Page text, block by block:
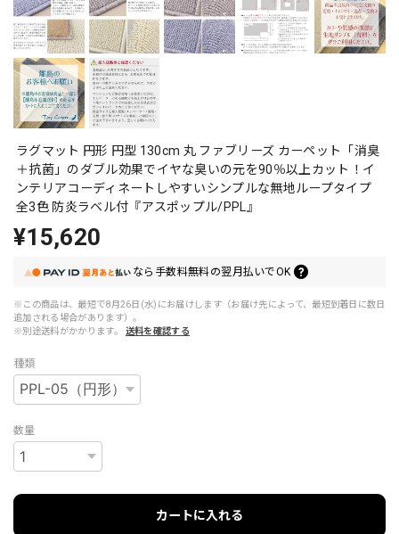
ラグマット 円形 円型 130cm 丸 ファブリーズ カーペット「消臭
＋抗菌」のダブル効果でイヤな臭いの元を90％以上カット！イ
ンテリアコーディネートしやすいシンプルな無地ループタイプ
全3色 防炎ラベル付『アスポップル/PPL』
¥15,620
なら 手数料無料の翌月払いでOK
※この商品は、最短で8月26日(水)にお届けします（お届け先によって、最短到着日に数日
追加される場合があります）。
※別途送料がかかります。
送料を確認する
種類
数量
カートに入れる